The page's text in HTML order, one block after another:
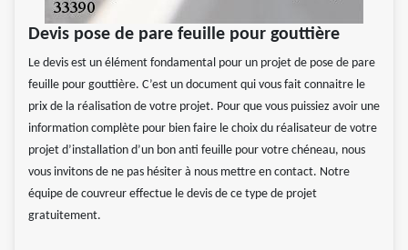
Devis pose de pare feuille pour gouttière
Le devis est un élément fondamental pour un projet de pose de pare
feuille pour gouttière. C’est un document qui vous fait connaitre le
prix de la réalisation de votre projet. Pour que vous puissiez avoir une
information complète pour bien faire le choix du réalisateur de votre
projet d’installation d’un bon anti feuille pour votre chéneau, nous
vous invitons de ne pas hésiter à nous mettre en contact. Notre
équipe de couvreur effectue le devis de ce type de projet
gratuitement.